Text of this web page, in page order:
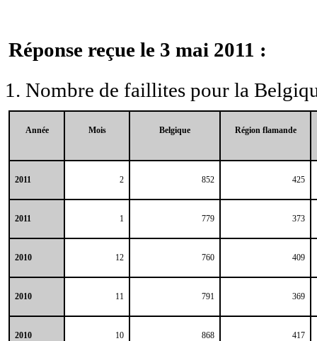
Réponse reçue le 3 mai 2011 :
Nombre de faillites pour la
Année Mois Belgique Région flamande
2011 2 852 425
2011 1 779 373
2010 12 760 409
2010 11 791 369
2010 10 868 417